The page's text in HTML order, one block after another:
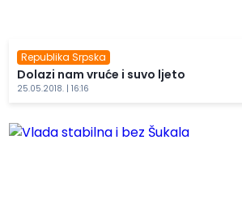
Republika Srpska
Dolazi nam vruće i suvo ljeto
25.05.2018. | 16:16